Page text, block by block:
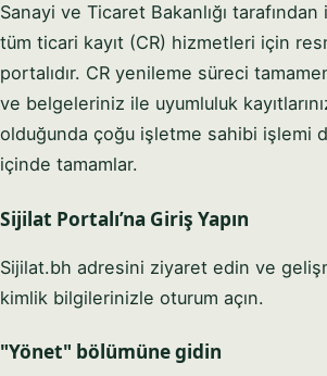
Sanayi ve Ticaret Bakanlığı
tüm ticari kayıt (CR) hizmetleri için
portalıdır. CR yenileme süreci
ve belgeleriniz ile uyumluluk
olduğunda çoğu işletme sahibi işlemi
içinde tamamlar.
Sijilat Portalı’na Giriş Yapın
Sijilat.bh adresini ziyaret edin ve
kimlik bilgilerinizle oturum açın.
"Yönet" bölümüne gidin